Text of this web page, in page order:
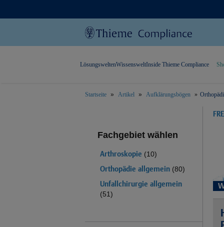
LösungsweltenWissensweltInside Thieme Compliance
Startseite Artikel Aufklärungsbögen
Fachgebiet wählen
Arthroskopie (10)
Orthopädie allgemein (80)
Unfallchirurgie allgemein
(51)